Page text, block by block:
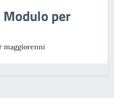
Modulo per
maggiorenni